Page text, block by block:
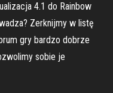
4.1 do Rainbow
Zerknijmy w listę
gry bardzo dobrze
sobie je